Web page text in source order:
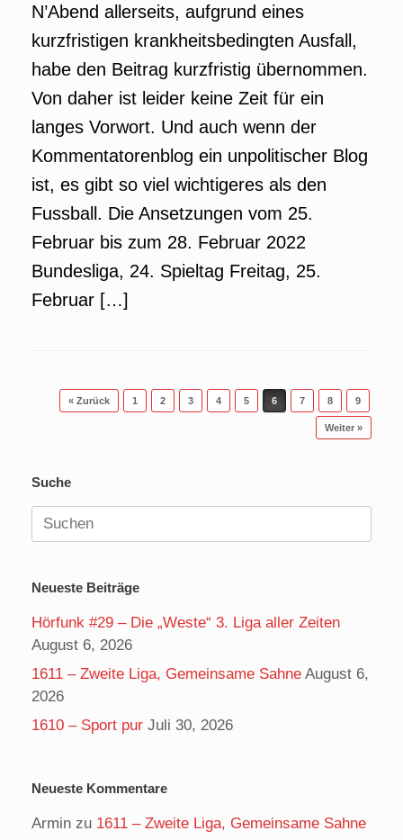
N’Abend allerseits, aufgrund eines
kurzfristigen krankheitsbedingten Ausfall,
habe den Beitrag kurzfristig übernommen.
Von daher ist leider keine Zeit für ein
langes Vorwort. Und auch wenn der
Kommentatorenblog ein unpolitischer Blog
ist, es gibt so viel wichtigeres als den
Fussball. Die Ansetzungen vom 25.
Februar bis zum 28. Februar 2022
Bundesliga, 24. Spieltag Freitag, 25.
Februar […]
Beitragsnavigation
« Zurück 1 2 3 4 5 6 7 8 9
Weiter »
Suche
Suchen
nach:
Neueste Beiträge
Hörfunk #29 – Die „Weste“ 3. Liga aller Zeiten
August 6, 2026
1611 – Zweite Liga, Gemeinsame Sahne August 6,
2026
1610 – Sport pur Juli 30, 2026
Neueste Kommentare
Armin zu 1611 – Zweite Liga, Gemeinsame Sahne